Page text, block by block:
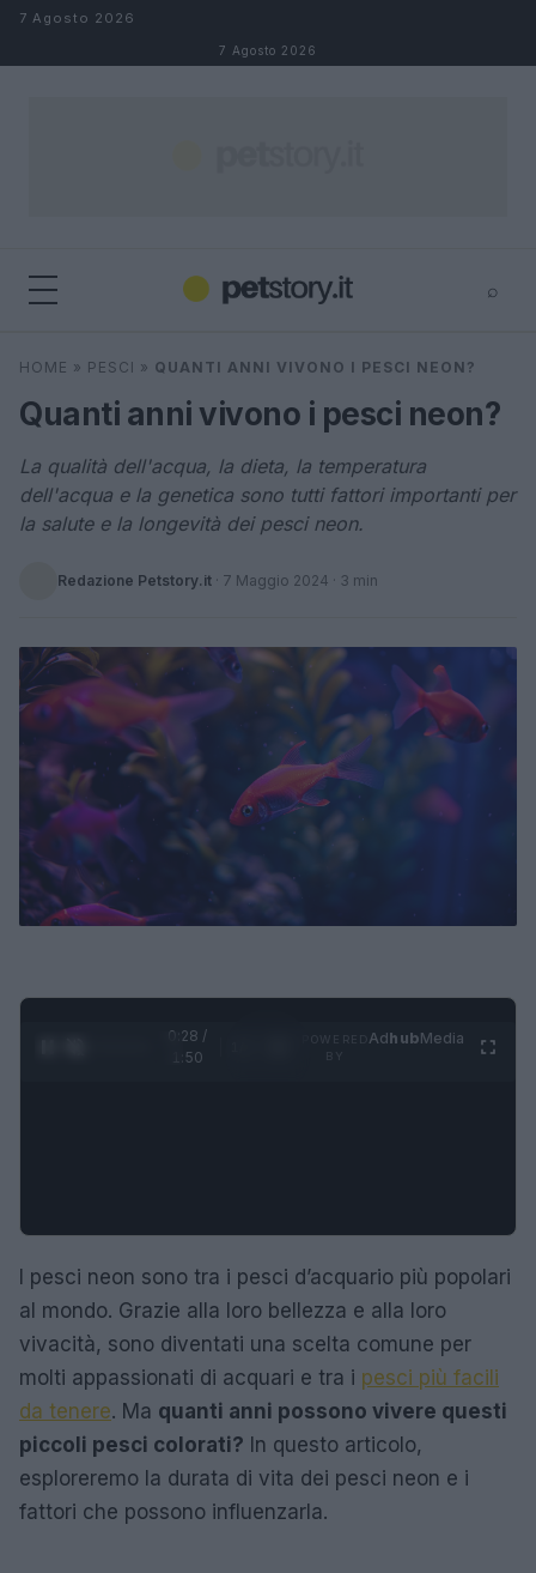
Salta al contenuto
7 Agosto 2026
7 Agosto 2026
⌕
Cerca ⌕
HOME » PESCI » QUANTI ANNI VIVONO I PESCI NEON?
Quanti anni vivono i pesci neon?
La qualità dell'acqua, la dieta, la temperatura
dell'acqua e la genetica sono tutti fattori importanti per
la salute e la longevità dei pesci neon.
Redazione Petstory.it · 7 Maggio 2024 · 3 min
0:29 /
1:50
AdhubMedia
I pesci neon sono tra i pesci d’acquario più popolari
al mondo. Grazie alla loro bellezza e alla loro
vivacità, sono diventati una scelta comune per
molti appassionati di acquari e tra i pesci più facili
da tenere. Ma quanti anni possono vivere questi
piccoli pesci colorati? In questo articolo,
esploreremo la durata di vita dei pesci neon e i
fattori che possono influenzarla.